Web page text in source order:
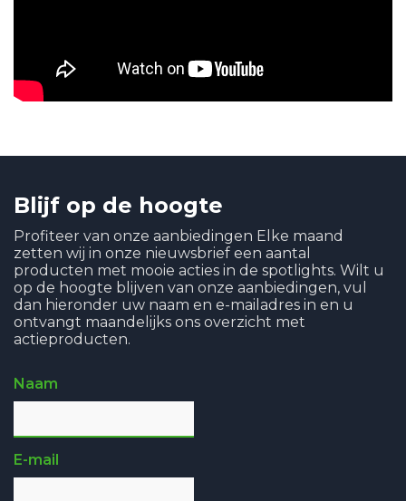
Blijf op de hoogte
Profiteer van onze aanbiedingen Elke maand
zetten wij in onze nieuwsbrief een aantal
producten met mooie acties in de spotlights. Wilt u
op de hoogte blijven van onze aanbiedingen, vul
dan hieronder uw naam en e-mailadres in en u
ontvangt maandelijks ons overzicht met
actieproducten.
Naam
E-mail